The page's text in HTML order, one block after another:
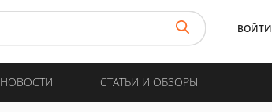
ВОЙТИ
НОВОСТИ СТАТЬИ И ОБЗОРЫ